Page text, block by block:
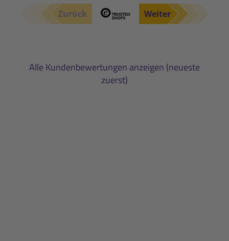
Zurück Weiter
Alle Kundenbewertungen anzeigen (neueste
zuerst)